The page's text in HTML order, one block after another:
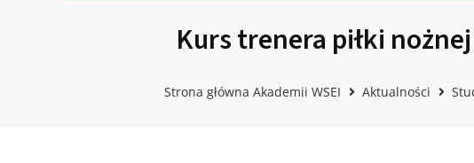
Kurs trenera piłki
Strona główna Akademii WSEI Aktualności